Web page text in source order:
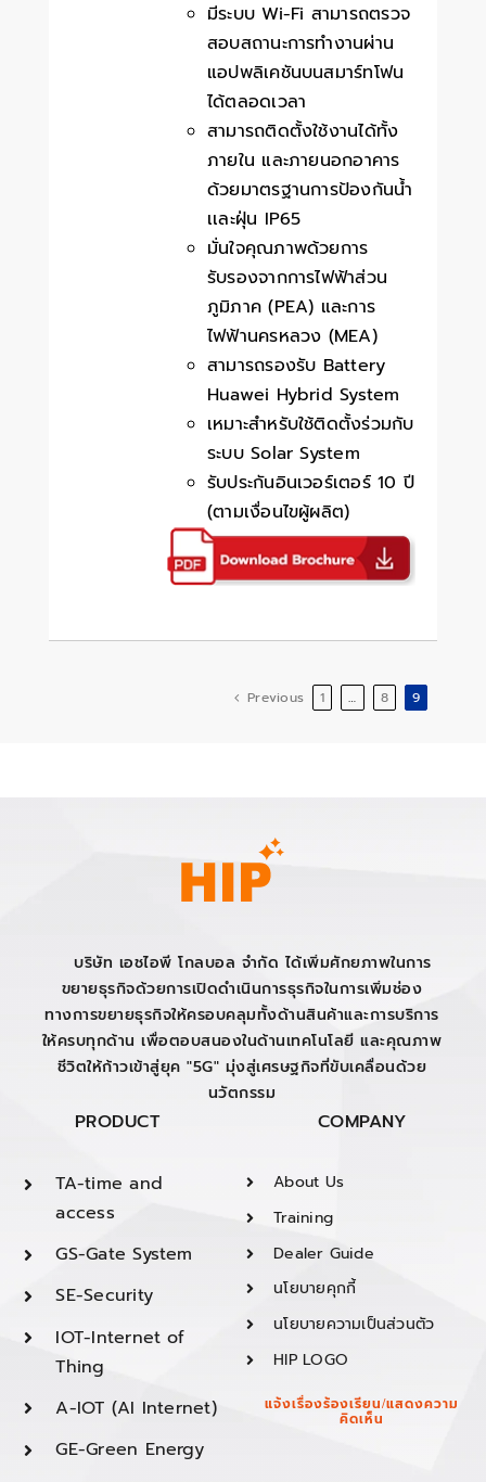
มีระบบ Wi-Fi สามารถตรวจ
สอบสถานะการทำงานผ่าน
แอปพลิเคชันบนสมาร์ทโฟน
ได้ตลอดเวลา
สามารถติดตั้งใช้งานได้ทั้ง
ภายใน และภายนอกอาคาร
ด้วยมาตรฐานการป้องกันน้ำ
เเละฝุ่น IP65
มั่นใจคุณภาพด้วยการ
รับรองจากการไฟฟ้าส่วน
ภูมิภาค (PEA) และการ
ไฟฟ้านครหลวง (MEA)
สามารถรองรับ Battery
Huawei Hybrid System
เหมาะสำหรับใช้ติดตั้งร่วมกับ
ระบบ Solar System
รับประกันอินเวอร์เตอร์ 10 ปี
(ตามเงื่อนไขผู้ผลิต)
Previous 1 … 8 9
บริษัท เอชไอพี โกลบอล จำกัด ได้เพิ่มศักยภาพในการ
ขยายธุรกิจด้วยการเปิดดำเนินการธุรกิจในการเพิ่มช่อง
ทางการขยายธุรกิจให้ครอบคลุมทั้งด้านสินค้าและการบริการ
ให้ครบทุกด้าน เพื่อตอบสนองในด้านเทคโนโลยี และคุณภาพ
ชีวิตให้ก้าวเข้าสู่ยุค "5G" มุ่งสู่เศรษฐกิจที่ขับเคลื่อนด้วย
นวัตกรรม
PRODUCT
TA-time and
access
GS-Gate System
SE-Security
IOT-Internet of
Thing
A-IOT (AI Internet)
GE-Green Energy
COMPANY
About Us
Training
Dealer Guide
นโยบายคุกกี้
นโยบายความเป็นส่วนตัว
HIP LOGO
แจ้งเรื่องร้องเรียน/แสดงความ
คิดเห็น